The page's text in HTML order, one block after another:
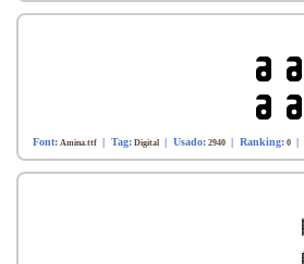
Font: Amina.ttf | Tag: Digital | Usado: 2940 | Ranking: 0 |